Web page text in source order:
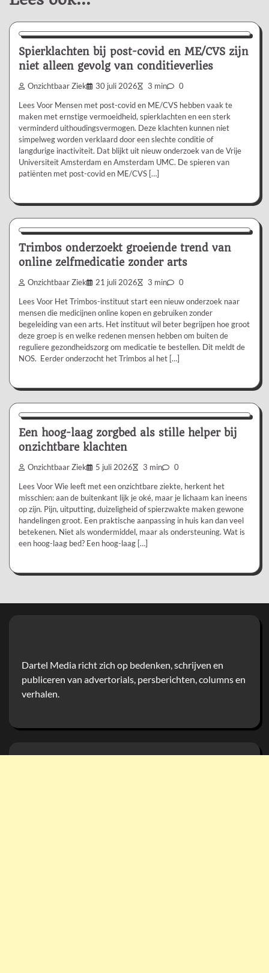
Nieuws/Informatie
Spierklachten bij post-covid en ME/CVS zijn
niet alleen gevolg van conditieverlies
Onzichtbaar Ziek 30 juli 2026 3 min 0
Lees Voor Mensen met post-covid en ME/CVS hebben vaak te
maken met ernstige vermoeidheid, spierklachten en een sterk
verminderd uithoudingsvermogen. Deze klachten kunnen niet
simpelweg worden verklaard door een slechte conditie of
langdurige inactiviteit. Dat blijkt uit nieuw onderzoek van de Vrije
Universiteit Amsterdam en Amsterdam UMC. De spieren van
patiënten met post-covid en ME/CVS […]
Nieuws/Informatie
Trimbos onderzoekt groeiende trend van
online zelfmedicatie zonder arts
Onzichtbaar Ziek 21 juli 2026 3 min 0
Lees Voor Het Trimbos-instituut start een nieuw onderzoek naar
mensen die medicijnen online kopen en gebruiken zonder
begeleiding van een arts. Het instituut wil beter begrijpen hoe groot
deze groep is en welke redenen mensen hebben om buiten de
reguliere gezondheidszorg om medicatie te bestellen. Dit meldt de
NOS. Eerder onderzocht het Trimbos al het […]
Aanbevolen
Een hoog-laag zorgbed als stille helper bij
onzichtbare klachten
Onzichtbaar Ziek 5 juli 2026 3 min 0
Lees Voor Wie leeft met een onzichtbare ziekte, herkent het
misschien: aan de buitenkant lijk je oké, maar je lichaam kan ineens
op zijn. Pijn, uitputting, duizeligheid of spierzwakte maken gewone
handelingen groot. Een praktische aanpassing in huis kan dan veel
betekenen. Niet als wondermiddel, maar als ondersteuning. Wat is
een hoog-laag bed? Een hoog-laag […]
Dartel Media richt zich op bedenken, schrijven en
publiceren van advertorials, persberichten, columns en
verhalen.